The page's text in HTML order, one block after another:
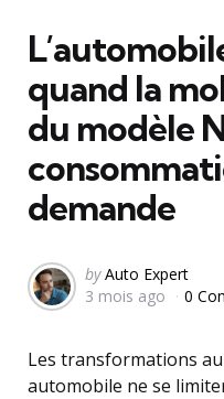
quand la
du modèle
demande
Posted
by
by Auto Expert
3 mois ago
0
Les transformations
automobile ne se